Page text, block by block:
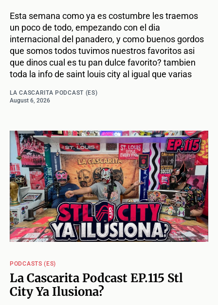
Esta semana como ya es costumbre les traemos
un poco de todo, empezando con el dia
internacional del panadero, y como buenos gordos
que somos todos tuvimos nuestros favoritos asi
que dinos cual es tu pan dulce favorito? tambien
toda la info de saint louis city al igual que varias
LA CASCARITA PODCAST (ES)
August 6, 2026
PODCASTS (ES)
La Cascarita Podcast EP.115 Stl
City Ya Ilusiona?